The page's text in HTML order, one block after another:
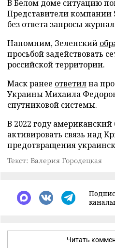
В Белом доме ситуацию
Представители компании
без ответа запросы
Напомним, Зеленский
просьбой задействовать
российской территории.
Маск ранее ответилна
Украины Михаила
спутниковой системы.
В 2022 году американский
активировать связь над
предотвращения
Текст: Валерия Городецкая
каналы
Читать